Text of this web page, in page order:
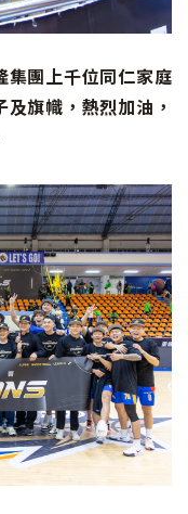
集團上千位同仁家庭
旗幟，熱烈加油，